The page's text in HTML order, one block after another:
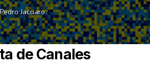
Jacuaro
de Canales